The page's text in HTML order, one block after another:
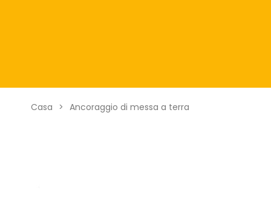
Casa > Ancoraggio di messa a terra